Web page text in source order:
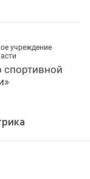
учреждение
спортивной